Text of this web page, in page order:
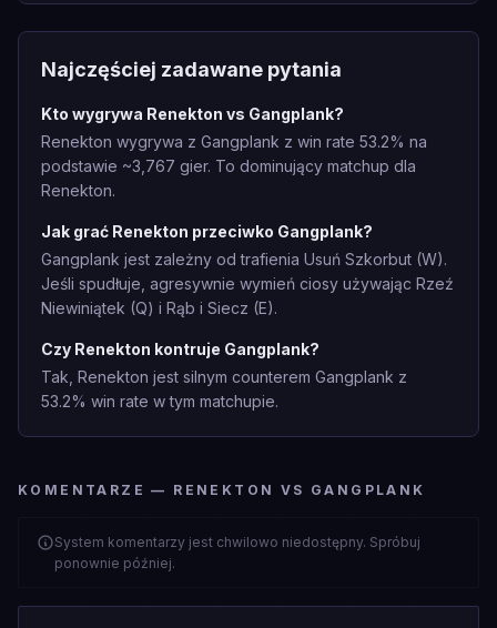
Najczęściej zadawane pytania
Kto wygrywa Renekton vs Gangplank?
Renekton wygrywa z Gangplank z win rate 53.2% na
podstawie ~3,767 gier. To dominujący matchup dla
Renekton.
Jak grać Renekton przeciwko Gangplank?
Gangplank jest zależny od trafienia Usuń Szkorbut (W).
Jeśli spudłuje, agresywnie wymień ciosy używając Rzeź
Niewiniątek (Q) i Rąb i Siecz (E).
Czy Renekton kontruje Gangplank?
Tak, Renekton jest silnym counterem Gangplank z
53.2% win rate w tym matchupie.
KOMENTARZE — RENEKTON VS GANGPLANK
System komentarzy jest chwilowo niedostępny. Spróbuj
ponownie później.